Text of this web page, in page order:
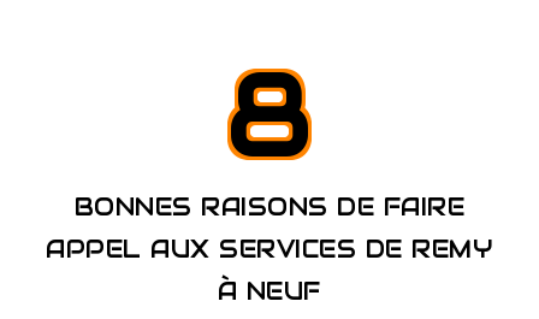
8
BONNES RAISONS DE FAIRE
APPEL AUX SERVICES DE REMY
À NEUF